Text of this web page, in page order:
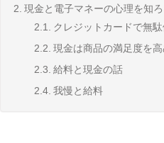
現金と電子マネーの心理を知ろ
クレジットカードで無
現金は商品の満足度を高
給料と現金の話
我慢と給料